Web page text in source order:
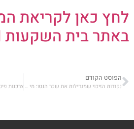
לחץ כאן לקריאת
באתר בית השקעות IBI
הפוסט הקודם
נקודות הזיכוי שמגדילות את שכר הנטו: מי זכאי ומה גובה ההטבה? המדריך המלא